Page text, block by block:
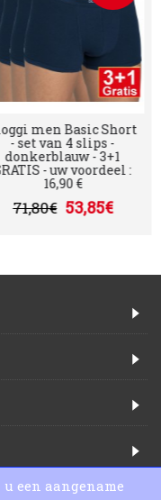
men Basic Short
- set van 4 slips -
donkerblauw - 3+1
- uw voordeel :
16,90 €
71,80€ 53,85€
Online
een aangename